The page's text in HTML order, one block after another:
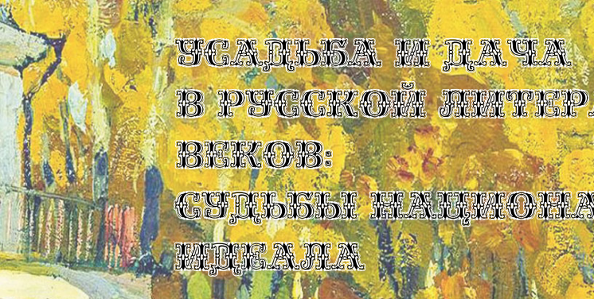
УСАДЬБА И ДАЧА
В РУССКОЙ
ВЕКОВ:
СУДЬБЫ
ИДЕАЛА